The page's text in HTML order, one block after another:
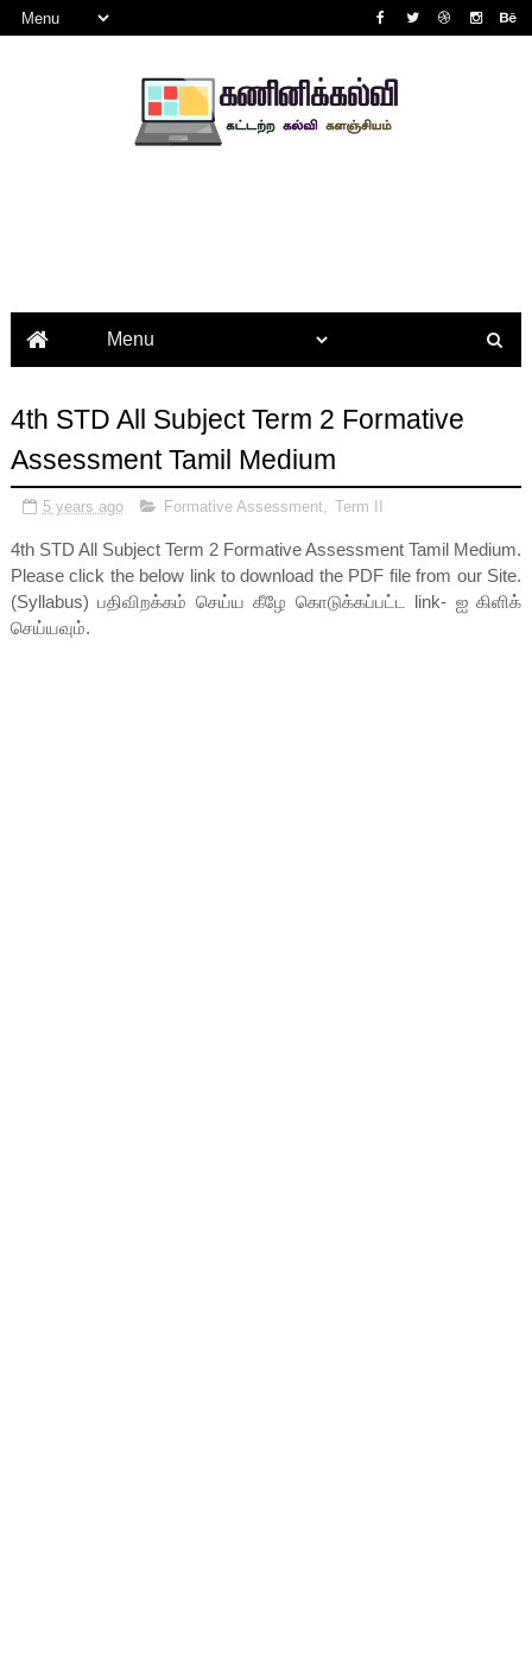
4th STD All Subject Term 2 Formative
Assessment Tamil Medium
5 years ago Formative Assessment Term II
4th STD All Subject Term 2 Formative Assessment Tamil Medium.
Please click the below link to download the PDF file from our Site.
(Syllabus) பதிவிறக்கம் செய்ய கீழே கொடுக்கப்பட்ட link- ஐ கிளிக்
செய்யவும்.